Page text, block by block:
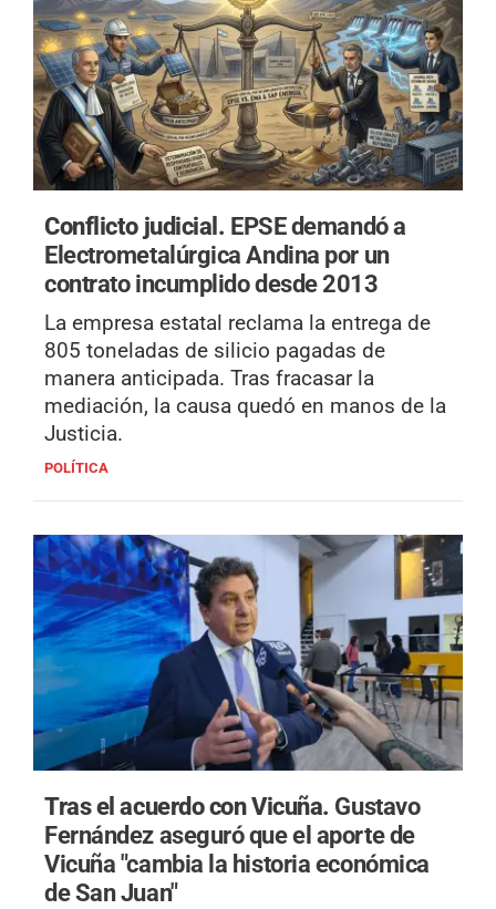
Conflicto judicial. EPSE demandó a
Electrometalúrgica Andina por un
contrato incumplido desde 2013
La empresa estatal reclama la entrega de
805 toneladas de silicio pagadas de
manera anticipada. Tras fracasar la
mediación, la causa quedó en manos de la
Justicia.
POLÍTICA
Tras el acuerdo con Vicuña. Gustavo
Fernández aseguró que el aporte de
Vicuña "cambia la historia económica
de San Juan"